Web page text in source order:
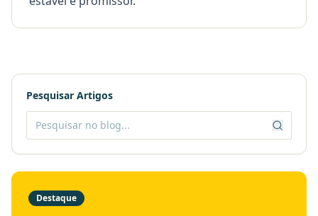
Pesquisar Artigos
Destaque